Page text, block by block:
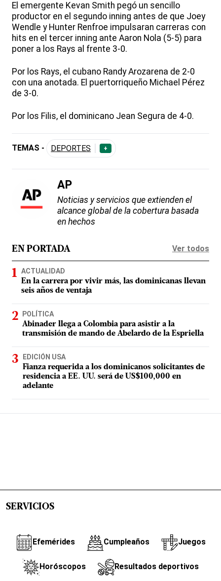
El emergente Kevan Smith pegó un sencillo
productor en el segundo inning antes de que Joey
Wendle y Hunter Renfroe impulsaran carreras con
hits en el tercer inning ante Aaron Nola (5-5) para
poner a los Rays al frente 3-0.
Por los Rays, el cubano Randy Arozarena de 2-0
con una anotada. El puertorriqueño Michael Pérez
de 3-0.
Por los Filis, el dominicano Jean Segura de 4-0.
TEMAS - DEPORTES +
AP
Noticias y servicios que extienden el
alcance global de la cobertura basada
en hechos
EN PORTADA Ver todos
ACTUALIDAD
En la carrera por vivir más, las dominicanas llevan
seis años de ventaja
POLÍTICA
Abinader llega a Colombia para asistir a la
transmisión de mando de Abelardo de la Espriella
EDICIÓN USA
Fianza requerida a los dominicanos solicitantes de
residencia a EE. UU. será de US$100,000 en
adelante
SERVICIOS
Efemérides Cumpleaños Juegos
Horóscopos Resultados deportivos